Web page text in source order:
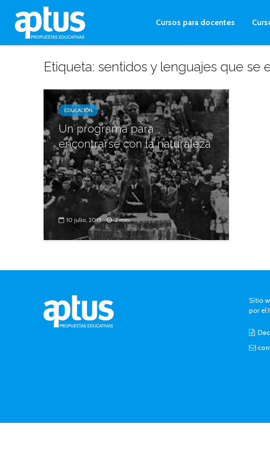
Cursos para docentes
Etiqueta: sentidos y lenguajes que se
EDUCACIÓN
Un programa para
encontrarse con la naturaleza
10 julio, 2015 2 min.
Sitio
por el